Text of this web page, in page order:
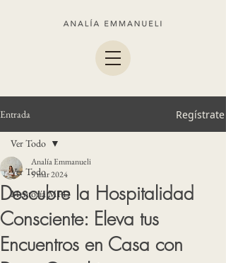
Entrada Regístrate
Ver Todo
Mentoría MPD
Ver Todo
Descubre la Hospitalidad
Consciente: Eleva tus
Encuentros en Casa con
Analía Emmanueli
5 mar 2024